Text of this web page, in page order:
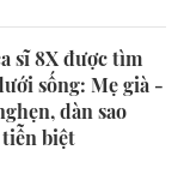
sĩ 8X được tìm
sống: Mẹ già -
dàn sao
biệt